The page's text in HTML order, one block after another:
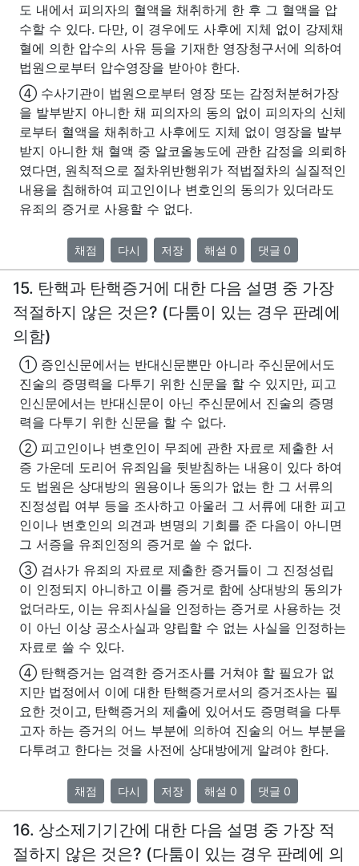
도 내에서 피의자의 혈액을 채취하게 한 후 그 혈액을 압
수할 수 있다. 다만, 이 경우에도 사후에 지체 없이 강제채
혈에 의한 압수의 사유 등을 기재한 영장청구서에 의하여
법원으로부터 압수영장을 받아야 한다.
④ 수사기관이 법원으로부터 영장 또는 감정처분허가장
을 발부받지 아니한 채 피의자의 동의 없이 피의자의 신체
로부터 혈액을 채취하고 사후에도 지체 없이 영장을 발부
받지 아니한 채 혈액 중 알코올농도에 관한 감정을 의뢰하
였다면, 원칙적으로 절차위반행위가 적법절차의 실질적인
내용을 침해하여 피고인이나 변호인의 동의가 있더라도
유죄의 증거로 사용할 수 없다.
채점 다시 저장 해설 0 댓글 0
15. 탄핵과 탄핵증거에 대한 다음 설명 중 가장
적절하지 않은 것은? (다툼이 있는 경우 판례에
의함)
① 증인신문에서는 반대신문뿐만 아니라 주신문에서도
진술의 증명력을 다투기 위한 신문을 할 수 있지만, 피고
인신문에서는 반대신문이 아닌 주신문에서 진술의 증명
력을 다투기 위한 신문을 할 수 없다.
② 피고인이나 변호인이 무죄에 관한 자료로 제출한 서
증 가운데 도리어 유죄임을 뒷받침하는 내용이 있다 하여
도 법원은 상대방의 원용이나 동의가 없는 한 그 서류의
진정성립 여부 등을 조사하고 아울러 그 서류에 대한 피고
인이나 변호인의 의견과 변명의 기회를 준 다음이 아니면
그 서증을 유죄인정의 증거로 쓸 수 없다.
③ 검사가 유죄의 자료로 제출한 증거들이 그 진정성립
이 인정되지 아니하고 이를 증거로 함에 상대방의 동의가
없더라도, 이는 유죄사실을 인정하는 증거로 사용하는 것
이 아닌 이상 공소사실과 양립할 수 없는 사실을 인정하는
자료로 쓸 수 있다.
④ 탄핵증거는 엄격한 증거조사를 거쳐야 할 필요가 없
지만 법정에서 이에 대한 탄핵증거로서의 증거조사는 필
요한 것이고, 탄핵증거의 제출에 있어서도 증명력을 다투
고자 하는 증거의 어느 부분에 의하여 진술의 어느 부분을
다투려고 한다는 것을 사전에 상대방에게 알려야 한다.
채점 다시 저장 해설 0 댓글 0
16. 상소제기기간에 대한 다음 설명 중 가장 적
절하지 않은 것은? (다툼이 있는 경우 판례에 의